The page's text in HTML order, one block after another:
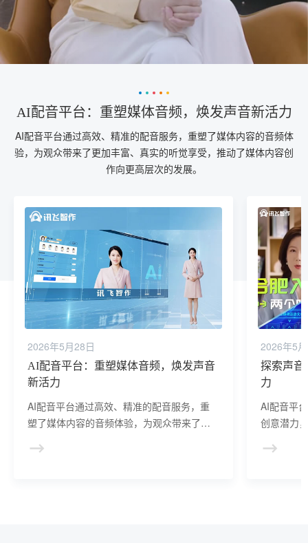
AI配音平台：重塑媒体音频，焕发声音新活力
AI配音平台通过高效、精准的配音服务，重塑了媒体内容的音频体
验，为观众带来了更加丰富、真实的听觉享受，推动了媒体内容创
作向更高层次的发展。
2026年5月28日
AI配音平台：重塑媒体音频，焕发声音
新活力
AI配音平台通过高效、精准的配音服务，重
塑了媒体内容的音频体验，为观众带来了更
创作向更高层次的发展。
2026年5
探索声音
力
AI配音平
创意潜力
作者提供